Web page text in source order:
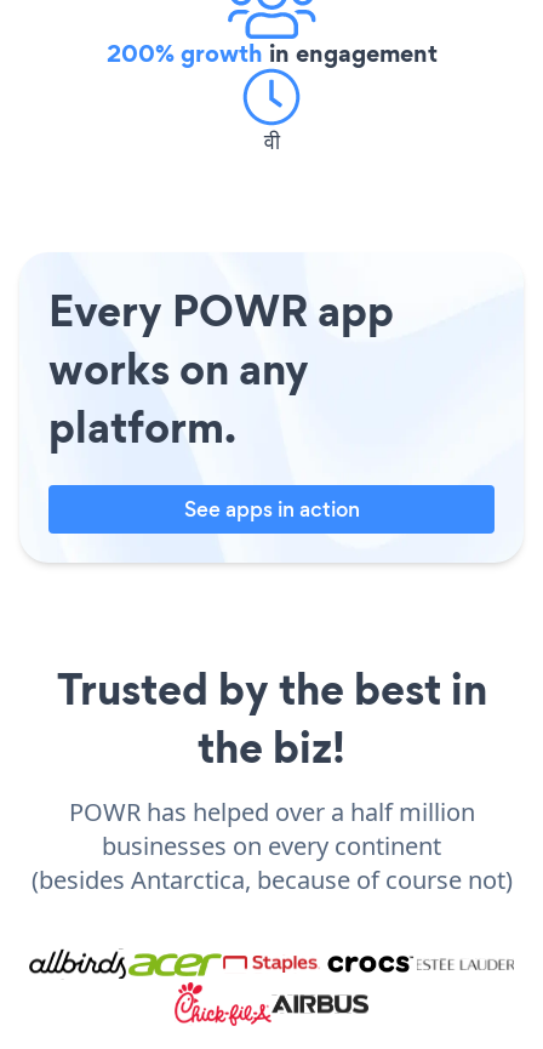
200% growth in engagement
वी
Every POWR app
works on any
platform.
See apps in action
Trusted by the best in
the biz!
POWR has helped over a half million
businesses on every continent
(besides Antarctica, because of course not)